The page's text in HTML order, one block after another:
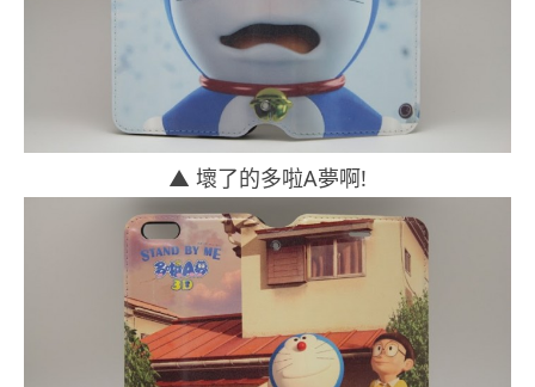
▲ 壞了的多啦A夢啊!